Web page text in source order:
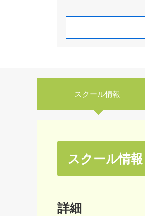
スクール情報
スクール情報
詳細